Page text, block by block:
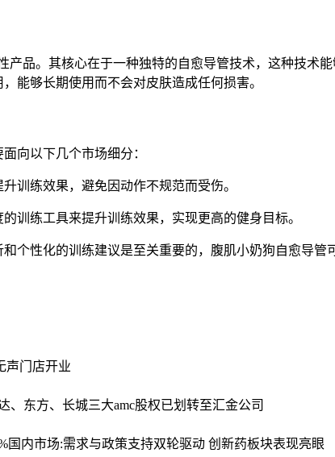
品。其核心在于一种独特的自愈导管技术，这种技术
能够长期使用而不会对皮肤造成任何损害。
向以下几个市场细分：
训练效果，避免因动作不规范而受伤。
训练工具来提升训练效果，实现更高的健身目标。
个性化的训练建议是至关重要的，腹肌小奶狗自愈导管
声门店开业
、东方、长城三大amc股权已划转至汇金公司
国内市场:需求与政策支持双轮驱动 创新药板块表现亮眼